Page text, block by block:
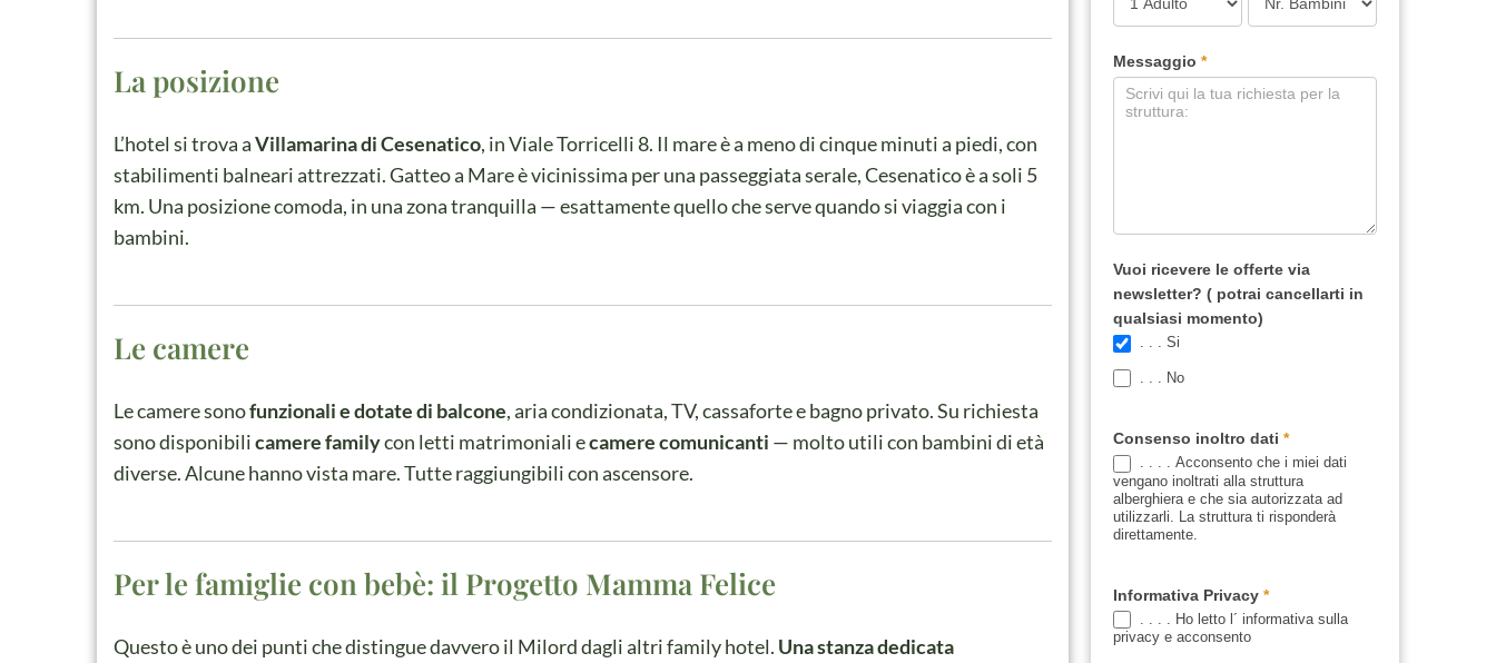
La posizione
L’hotel si trova aVillamarina di Cesenatico, in Viale Torricelli 8. Il mare è a meno di cinque minuti a piedi, con
stabilimenti balneari attrezzati. Gatteo a Mare è vicinissima per una passeggiata serale, Cesenatico è a soli 5
km. Una posizione comoda, in una zona tranquilla — esattamente quello che serve quando si viaggia con i
bambini.
Le camere
Le camere sonofunzionali e dotate di balcone, aria condizionata, TV, cassaforte e bagno privato. Su richiesta
sono disponibilicamere familycon letti matrimoniali ecamere comunicanti — molto utili con bambini di età
diverse. Alcune hanno vista mare. Tutte raggiungibili con ascensore.
Per le famiglie con bebè: il Progetto Mamma Felice
Questo è uno dei punti che distingue davvero il Milord dagli altri family hotel. Una stanza dedicata
Messaggio *
Vuoi ricevere le offerte via
newsletter? ( potrai cancellarti in
qualsiasi momento)
. . . Si
. . . No
Consenso inoltro dati *
. . . . Acconsento che i miei dati
vengano inoltrati alla struttura
alberghiera e che sia autorizzata ad
utilizzarli. La struttura ti risponderà
direttamente.
Informativa Privacy *
. . . . Ho letto l´ informativa sulla
privacy e acconsento